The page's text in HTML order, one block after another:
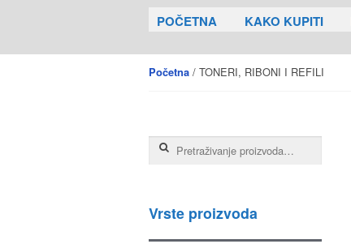
POČETNA KAKO KUPITI
Početna / TONERI, RIBONI I REFILI
Pretraga za:
Vrste proizvoda